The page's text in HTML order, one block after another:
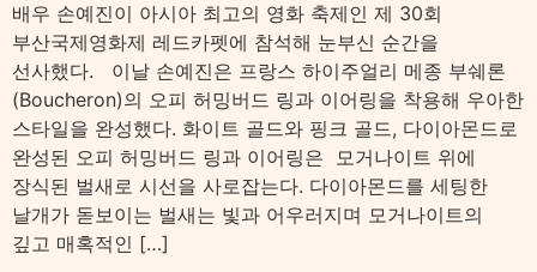
배우 손예진이 아시아 최고의 영화 축제인 제 30회
부산국제영화제 레드카펫에 참석해 눈부신 순간을
선사했다. 이날 손예진은 프랑스 하이주얼리 메종 부쉐론
(Boucheron)의 오피 허밍버드 링과 이어링을 착용해 우아한
스타일을 완성했다. 화이트 골드와 핑크 골드, 다이아몬드로
완성된 오피 허밍버드 링과 이어링은 모거나이트 위에
장식된 벌새로 시선을 사로잡는다. 다이아몬드를 세팅한
날개가 돋보이는 벌새는 빛과 어우러지며 모거나이트의
깊고 매혹적인 […]